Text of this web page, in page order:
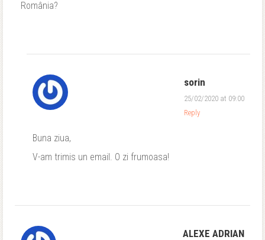
România?
sorin
25/02/2020 at 09:00
Reply
Buna ziua,
V-am trimis un email. O zi frumoasa!
ALEXE ADRIAN